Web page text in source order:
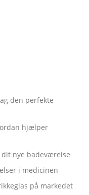
den perfekte
hjælper
nye badeværelse
i medicinen
på markedet